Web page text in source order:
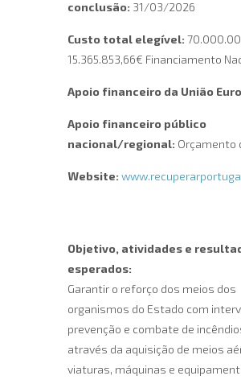
conclusão: 31/03/2026
Custo total elegível:
15.365.853,66€ Financiamento
Apoio financeiro da União
Apoio financeiro público
nacional/regional: Orçamento
Website:
Objetivo, atividades e
esperados:
Garantir o reforço dos meios dos
organismos do Estado com
prevenção e combate de
através da aquisição de meios
viaturas, máquinas e